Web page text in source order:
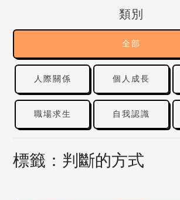
類別
全部
人際關係 個人成長
職場求生 自我認識
標籤：判斷的方式